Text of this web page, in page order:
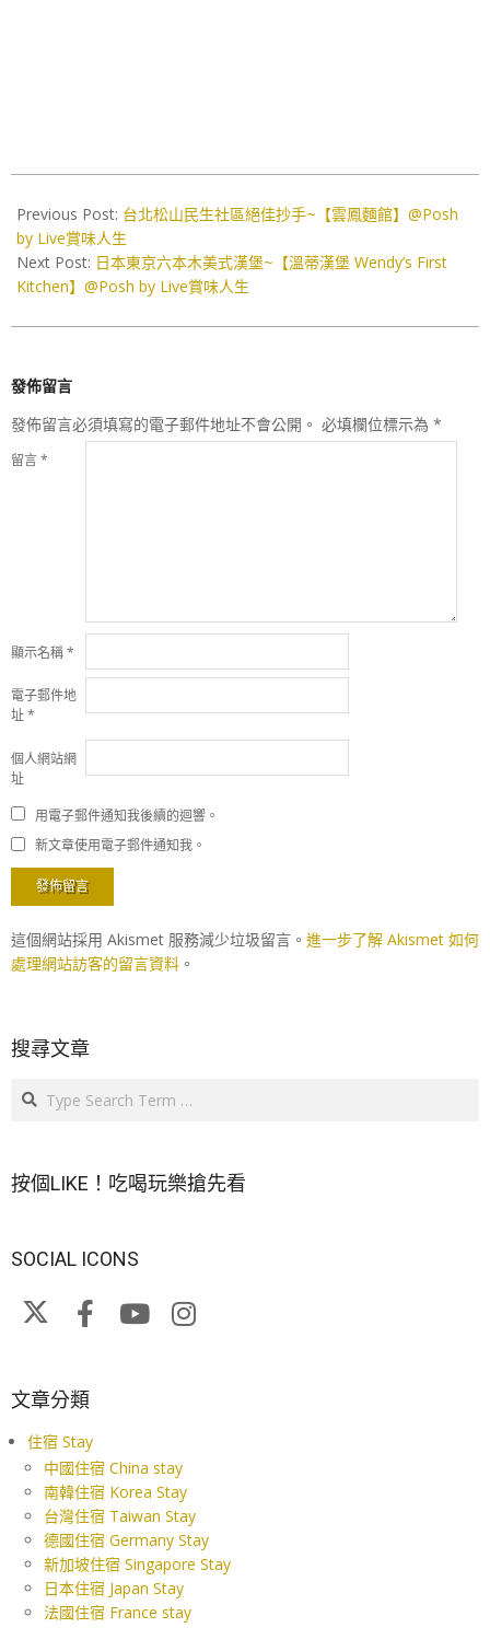
06-
17
Previous Post: 台北松山民生社區絕佳抄手~【雲鳳麵館】@Posh
by Live賞味人生
Next Post: 日本東京六本木美式漢堡~【溫蒂漢堡 Wendy’s First
Kitchen】@Posh by Live賞味人生
發佈留言
發佈留言必須填寫的電子郵件地址不會公開。 必填欄位標示為 *
留言*
顯示名稱*
電子郵件地
址*
個人網站網
址
用電子郵件通知我後續的迴響。
新文章使用電子郵件通知我。
這個網站採用 Akismet 服務減少垃圾留言。 進一步了解 Akismet 如何
處理網站訪客的留言資料 。
搜尋文章
Search
按個LIKE！吃喝玩樂搶先看
SOCIAL ICONS
文章分類
住宿 Stay
中國住宿 China stay
南韓住宿 Korea Stay
台灣住宿 Taiwan Stay
德國住宿 Germany Stay
新加坡住宿 Singapore Stay
日本住宿 Japan Stay
法國住宿 France stay